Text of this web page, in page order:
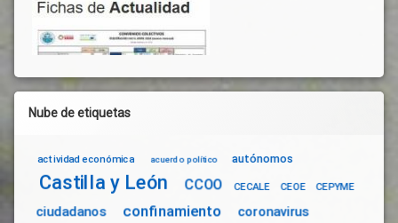
Nube de etiquetas
actividad económica acuerdo político autónomos
Castilla y León CCOO CECALE CEOE CEPYME
ciudadanos confinamiento coronavirus